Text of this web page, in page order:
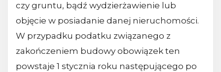
czy gruntu, bądź wydzierżawienie lub
objęcie w posiadanie danej nieruchomości.
W przypadku podatku związanego z
zakończeniem budowy obowiązek ten
powstaje 1 stycznia roku następującego po